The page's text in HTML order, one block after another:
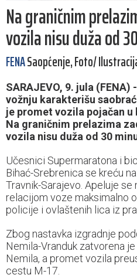
Na graničnim
vozila nisu duža od
FENASaopćenje, Foto/
SARAJEVO, 9. jula
vožnju karakterišu
je promet vozila pojačan
Na graničnim prelazima
vozila nisu duža od 30
Učesnici Supermaratona i
Bihać-Srebrenica se kreću
Travnik-Sarajevo. Apeluje se
relacijom voze maksimalno
policije i ovlaštenih lica iz
Zbog nastavka izgradnje
Nemila-Vranduk zatvorena
Nemila, a promet vozila
cestu M-17.